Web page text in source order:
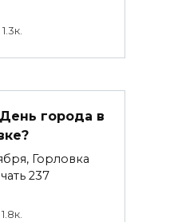
1.3к.
города в
Горловка
237
1.8к.